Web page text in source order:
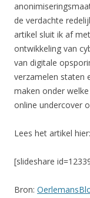
de verdachte
artikel sluit ik af
ontwikkeling van
van digitale
verzamelen staten
maken onder
online undercover
Lees het artikel hier:
[slideshare
Bron: